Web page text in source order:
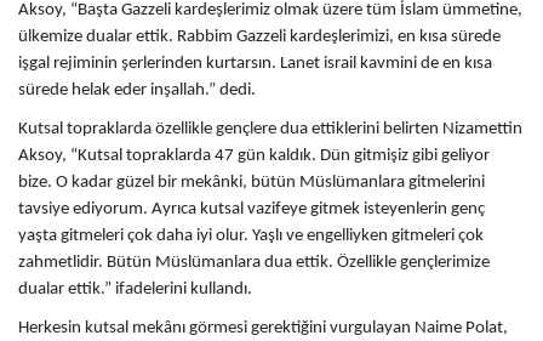
Aksoy, “Başta Gazzeli kardeşlerimiz olmak üzere tüm İslam ümmetine,
ülkemize dualar ettik. Rabbim Gazzeli kardeşlerimizi, en kısa sürede
işgal rejiminin şerlerinden kurtarsın. Lanet israil kavmini de en kısa
sürede helak eder inşallah.” dedi.
Kutsal topraklarda özellikle gençlere dua ettiklerini belirten Nizamettin
Aksoy, “Kutsal topraklarda 47 gün kaldık. Dün gitmişiz gibi geliyor
bize. O kadar güzel bir mekânki, bütün Müslümanlara gitmelerini
tavsiye ediyorum. Ayrıca kutsal vazifeye gitmek isteyenlerin genç
yaşta gitmeleri çok daha iyi olur. Yaşlı ve engelliyken gitmeleri çok
zahmetlidir. Bütün Müslümanlara dua ettik. Özellikle gençlerimize
dualar ettik.” ifadelerini kullandı.
Herkesin kutsal mekânı görmesi gerektiğini vurgulayan Naime Polat,